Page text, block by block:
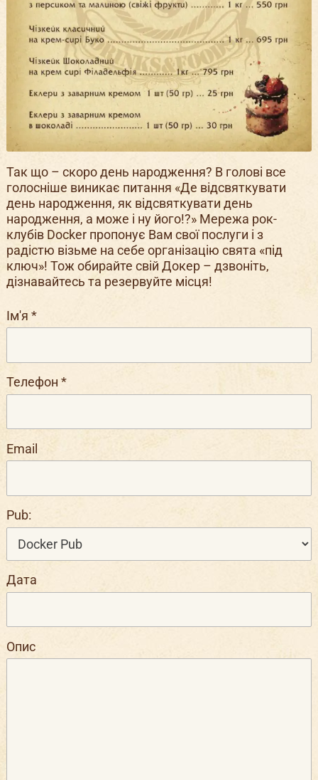
Так що – скоро день народження? В голові все
голосніше виникає питання «Де відсвяткувати
день народження, як відсвяткувати день
народження, а може і ну його!?» Мережа рок-
клубів Docker пропонує Вам свої послуги і з
радістю візьме на себе організацію свята «під
ключ»! Тож обирайте свій Докер – дзвоніть,
дізнавайтесь та резервуйте місця!
Ім'я *
Телефон *
Email
Pub:
Дата
Опис